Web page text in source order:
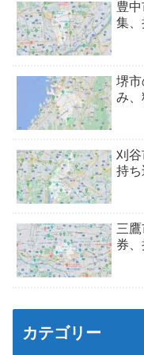
豊
集、
堺
み、
刈谷
持
三
券
カテゴリー